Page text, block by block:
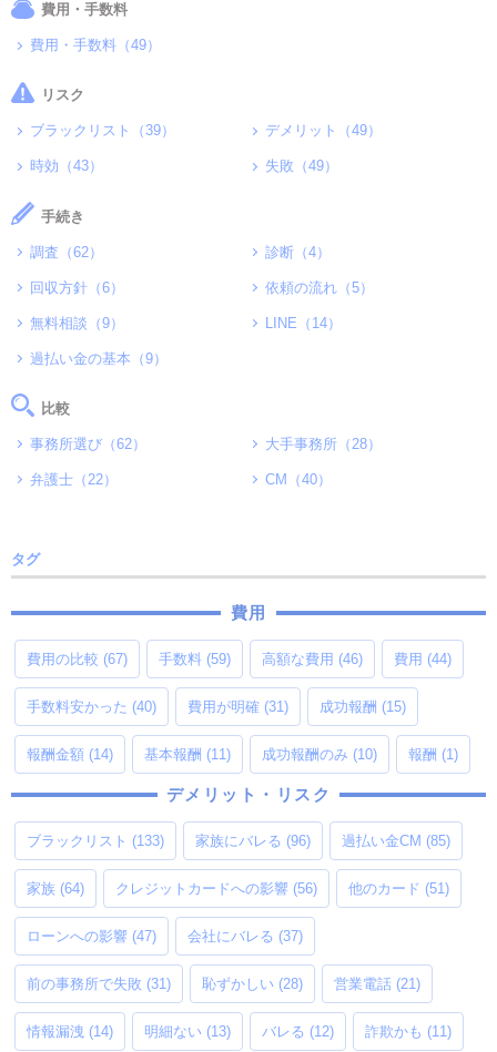
費用・手数料
費用・手数料（49）
リスク
ブラックリスト（39） デメリット（49）
時効（43） 失敗（49）
手続き
調査（62） 診断（4）
回収方針（6） 依頼の流れ（5）
無料相談（9） LINE（14）
過払い金の基本（9）
比較
事務所選び（62） 大手事務所（28）
弁護士（22） CM（40）
タグ
費用
費用の比較 (67) 手数料 (59) 高額な費用 (46) 費用 (44)
手数料安かった (40) 費用が明確 (31) 成功報酬 (15)
報酬金額 (14) 基本報酬 (11) 成功報酬のみ (10) 報酬 (1)
デメリット・リスク
ブラックリスト (133) 家族にバレる (96) 過払い金CM (85)
家族 (64) クレジットカードへの影響 (56) 他のカード (51)
ローンへの影響 (47) 会社にバレる (37)
前の事務所で失敗 (31) 恥ずかしい (28) 営業電話 (21)
情報漏洩 (14) 明細ない (13) バレる (12) 詐欺かも (11)